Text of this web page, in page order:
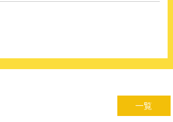
一覧